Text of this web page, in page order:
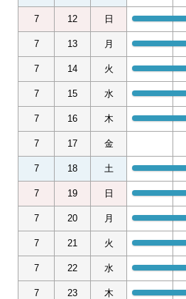
7 12 日
7 13 月
7 14 火
7 15 水
7 16 木
7 17 金
7 18 土
7 19 日
7 20 月
7 21 火
7 22 水
7 23 木